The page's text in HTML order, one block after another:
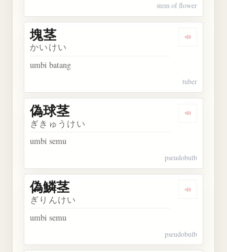
stem of flower
Dengarkan
塊茎
かいけい
umbi batang
tuber
Dengarkan
偽球茎
ぎきゅうけい
umbi semu
pseudobulb
Dengarkan
偽鱗茎
ぎりんけい
umbi semu
pseudobulb